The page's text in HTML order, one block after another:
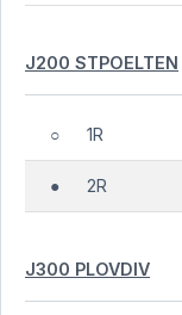
J200 STPOELTEN
○ 1R
● 2R
J300 PLOVDIV